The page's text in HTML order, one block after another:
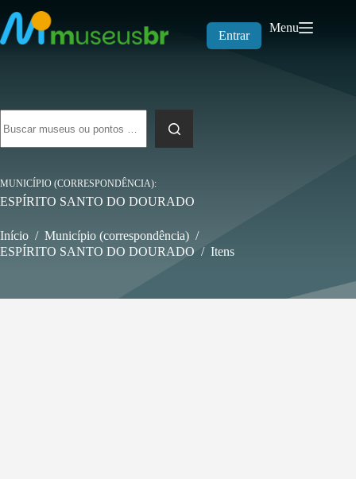
para
o
conteúdo
Entrar
Menu
resultados
MUNICÍPIO (CORRESPONDÊNCIA)
ESPÍRITO SANTO DO DOURADO
Início / Município (correspondência) /
ESPÍRITO SANTO DO DOURADO / Itens